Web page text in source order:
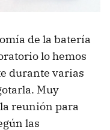
de la batería
lo hemos
durante varias
Muy
reunión para
las